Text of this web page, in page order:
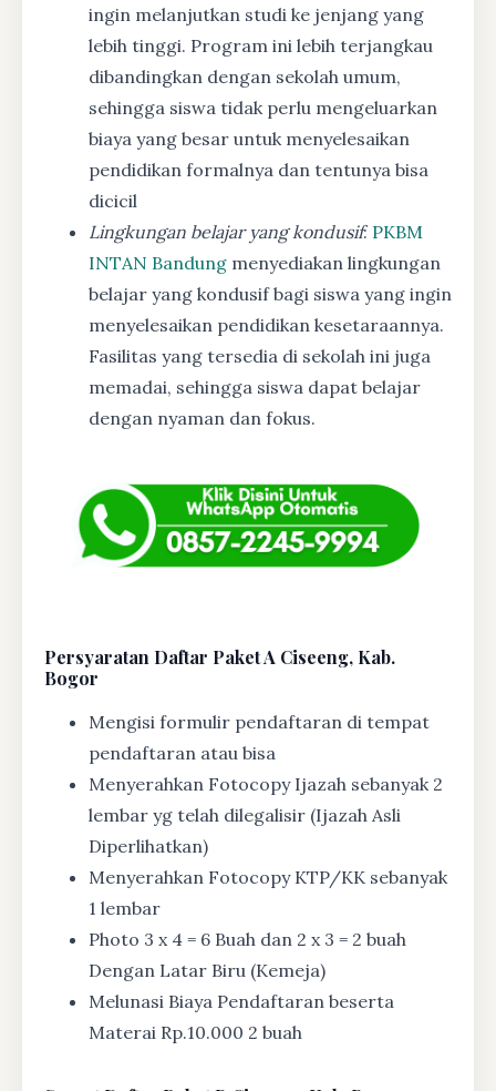
ingin melanjutkan studi ke jenjang yang
lebih tinggi. Program ini lebih terjangkau
dibandingkan dengan sekolah umum,
sehingga siswa tidak perlu mengeluarkan
biaya yang besar untuk menyelesaikan
pendidikan formalnya dan tentunya bisa
dicicil
Lingkungan belajar yang kondusif: PKBM
INTAN Bandung menyediakan lingkungan
belajar yang kondusif bagi siswa yang ingin
menyelesaikan pendidikan kesetaraannya.
Fasilitas yang tersedia di sekolah ini juga
memadai, sehingga siswa dapat belajar
dengan nyaman dan fokus.
Persyaratan Daftar Paket A Ciseeng, Kab.
Bogor
Mengisi formulir pendaftaran di tempat
pendaftaran atau bisa
Menyerahkan Fotocopy Ijazah sebanyak 2
lembar yg telah dilegalisir (Ijazah Asli
Diperlihatkan)
Menyerahkan Fotocopy KTP/KK sebanyak
1 lembar
Photo 3 x 4 = 6 Buah dan 2 x 3 = 2 buah
Dengan Latar Biru (Kemeja)
Melunasi Biaya Pendaftaran beserta
Materai Rp.10.000 2 buah